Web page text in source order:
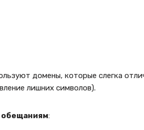
домены, которые слегка
лишних символов).
: